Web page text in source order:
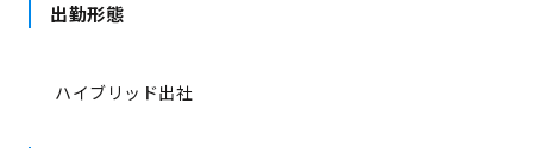
出勤形態
ハイブリッド出社